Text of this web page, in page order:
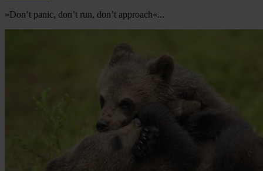
»Don’t panic, don’t run, don’t approach«...